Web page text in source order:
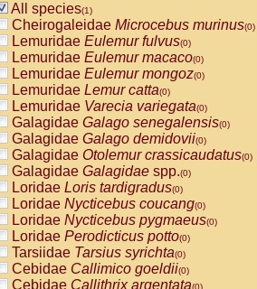
All species(1)
Cheirogaleidae Microcebus murinus(0)
Lemuridae Eulemur fulvus(0)
Lemuridae Eulemur macaco(0)
Lemuridae Eulemur mongoz(0)
Lemuridae Lemur catta(0)
Lemuridae Varecia variegata(0)
Galagidae Galago senegalensis(0)
Galagidae Galago demidovii(0)
Galagidae Otolemur crassicaudatus(0)
Galagidae Galagidae spp.(0)
Loridae Loris tardigradus(0)
Loridae Nycticebus coucang(0)
Loridae Nycticebus pygmaeus(0)
Loridae Perodicticus potto(0)
Tarsiidae Tarsius syrichta(0)
Cebidae Callimico goeldii(0)
Cebidae Callithrix argentata(0)